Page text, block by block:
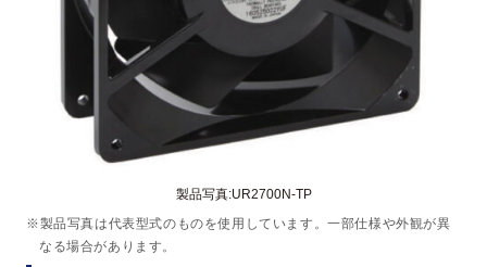
製品写真:UR2700N-TP
※製品写真は代表型式のものを使用しています。一部仕様や外観が異
なる場合があります。